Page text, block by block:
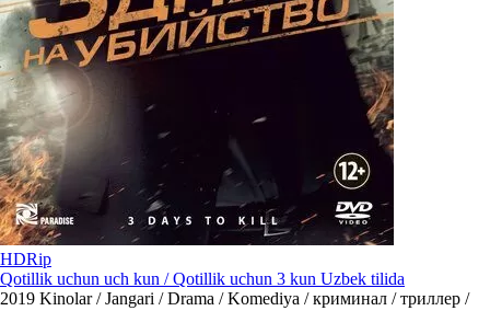
HDRip
Qotillik uchun uch kun / Qotillik uchun 3 kun Uzbek tilida
2019 Kinolar / Jangari / Drama / Komediya / криминал / триллер /